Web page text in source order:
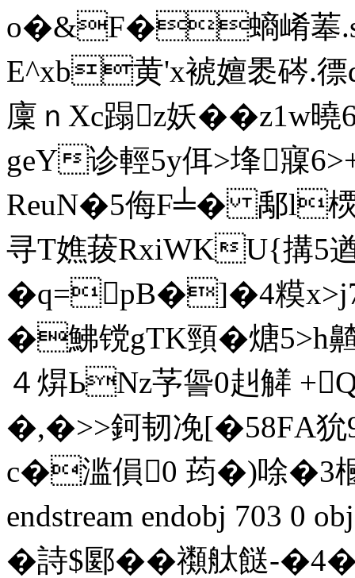
o�&F�螪崤菶
E^xb黄'x裭嬗褁硶.徱
廩ｎXc蹋z妖��z1w曉
geY诊輕5y佴>埄寱
ReuN�5侮F╧� 鄅l樮
寻T嫶菝RxiWKU{搆5
�q=pB�]�4糢
�鮄镋gΤK頸�煻
４焺ЬNz芧諐0赳觲
�,�>>鈳韧凂[�5
c�滥傊0 荺�)唋�3
endstream endobj 703 0
�詩$郾��禷舦餸-